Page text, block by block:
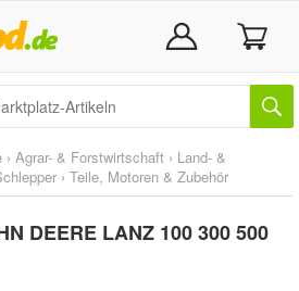
› Agrar- & Forstwirtschaft › Land- &
› Teile, Motoren & Zubehör
DEERE LANZ 100 300 500